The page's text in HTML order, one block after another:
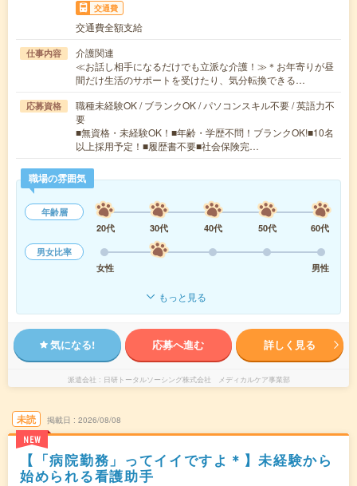
交通費
交通費全額支給
仕事内容
介護関連
≪お話し相手になるだけでも立派な介護！≫＊お年寄りが昼
間だけ生活のサポートを受けたり、気分転換できる…
応募資格
職種未経験OK / ブランクOK / パソコンスキル不要 / 英語力不
要
■無資格・未経験OK！■年齢・学歴不問！ブランクOK!■10名
以上採用予定！■履歴書不要■社会保険完…
職場の雰囲気
年齢層
20代
30代 40代 50代
60代
男女比率
女性
男性
もっと見る
気になる! 応募へ進む 詳しく見る
派遣会社 日研トータルソーシング株式会社 メディカルケア事業部
未読
NEW
掲載日 2026/08/08
【「病院勤務」ってイイですよ＊】未経験から
始められる看護助手